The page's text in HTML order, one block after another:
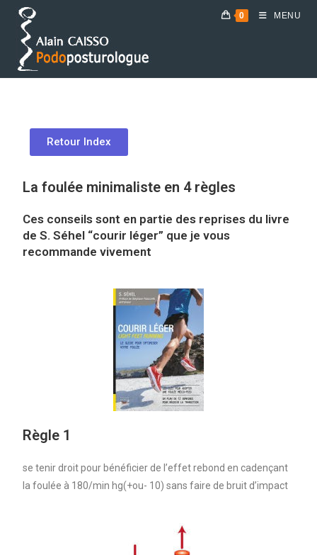
0 MENU
Prendre RDV
Retour Index
La foulée minimaliste en 4 règles
Ces conseils sont en partie des reprises du livre
de S. Séhel “courir léger” que je vous
recommande vivement
Règle 1
se tenir droit pour bénéficier de l’effet rebond en cadençant
la foulée à 180/min hg(+ou- 10) sans faire de bruit d’impact